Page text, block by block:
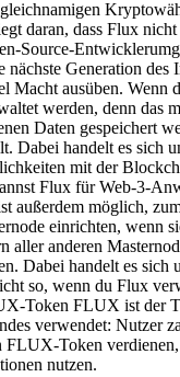
daran, dass Flux
Source-
Generation
Macht ausüben.
werden, denn das
Daten gespeichert
Dabei handelt es
mit der
Flux für Web-3-
außerdem möglich,
einrichten,
aller anderen
Dabei handelt es
so, wenn du Flux
Token FLUX ist der
verwendet:
Token
nutzen.